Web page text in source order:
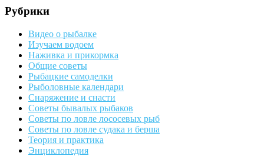
Рубрики
Видео о рыбалке
Изучаем водоем
Наживка и прикормка
Общие советы
Рыбацкие самоделки
Рыболовные календари
Снаряжение и снасти
Советы бывалых рыбаков
Советы по ловле лососевых рыб
Советы по ловле судака и берша
Теория и практика
Энциклопедия